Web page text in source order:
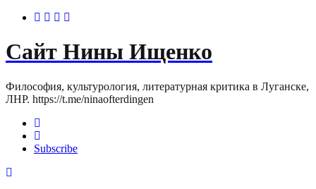
Сайт Нины Ищенко
Философия, культурология, литературная критика в Луганске,
ЛНР. https://t.me/ninaofterdingen
Subscribe